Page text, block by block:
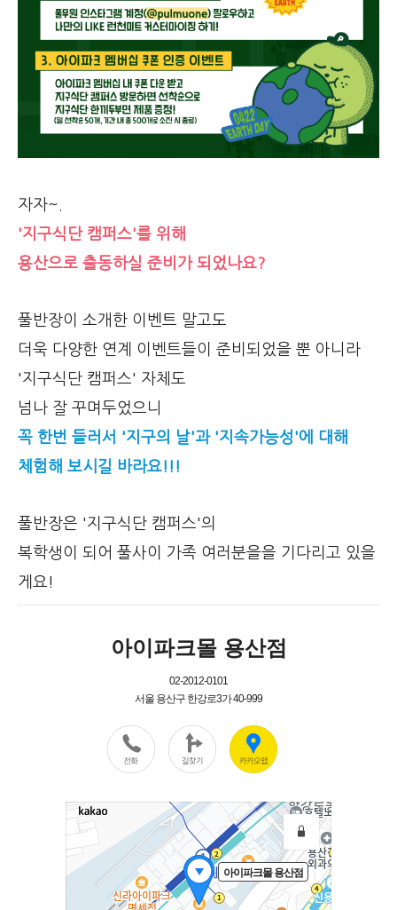
자자~.
'지구식단 캠퍼스'를 위해
용산으로 출동하실 준비가 되었나요?
풀반장이 소개한 이벤트 말고도
더욱 다양한 연계 이벤트들이 준비되었을 뿐 아니라
'지구식단 캠퍼스' 자체도
넘나 잘 꾸며두었으니
꼭 한번 들러서 '지구의 날'과 '지속가능성'에 대해
체험해 보시길 바라요!!!
풀반장은 '지구식단 캠퍼스'의
복학생이 되어 풀사이 가족 여러분을을 기다리고 있을
게요!